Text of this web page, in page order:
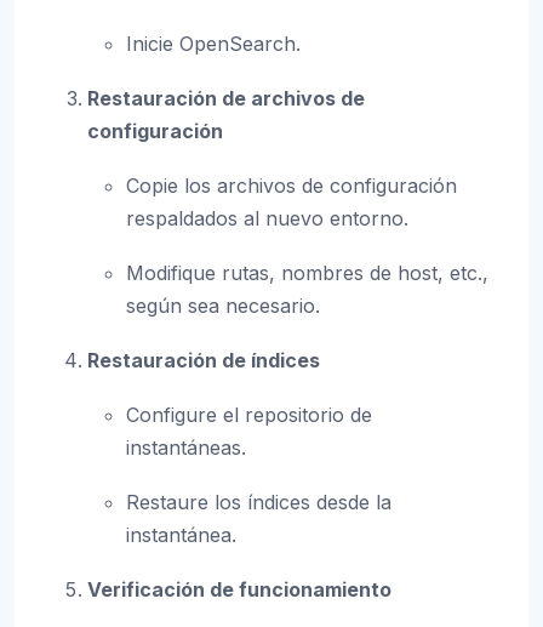
Inicie OpenSearch.
Restauración de archivos de
configuración
Copie los archivos de configuración
respaldados al nuevo entorno.
Modifique rutas, nombres de host, etc.,
según sea necesario.
Restauración de índices
Configure el repositorio de
instantáneas.
Restaure los índices desde la
instantánea.
Verificación de funcionamiento